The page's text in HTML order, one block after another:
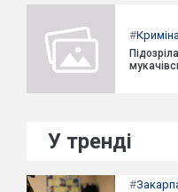
#
У тренді
#